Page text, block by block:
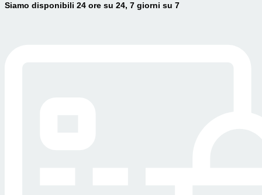
Siamo disponibili 24 ore su 24, 7 giorni su 7